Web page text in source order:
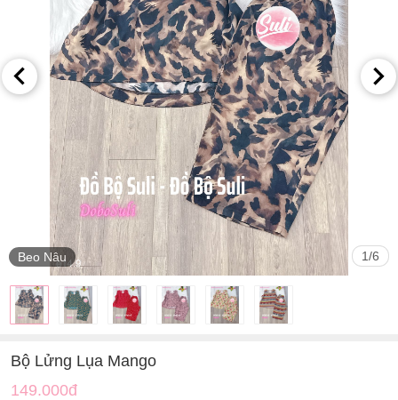
1/6
Beo Nâu
Bộ Lửng Lụa Mango
149.000đ